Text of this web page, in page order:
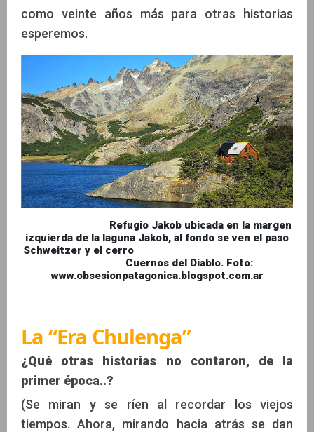
como veinte años más para otras historias
esperemos.
Refugio Jakob ubicada en la margen
izquierda de la laguna Jakob, al fondo se ven el paso
Schweitzer y el cerro
Cuernos del Diablo. Foto:
www.obsesionpatagonica.blogspot.com.ar
La “Era Chulenga”
¿Qué otras historias no contaron, de la
primer época..?
(Se miran y se ríen al recordar los viejos
tiempos. Ahora, mirando hacia atrás se dan